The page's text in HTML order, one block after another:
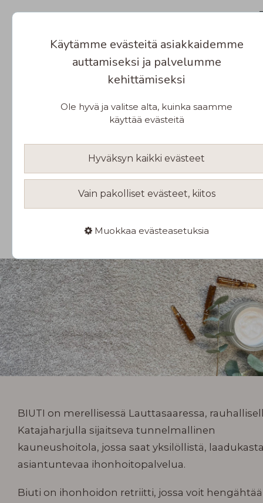
BIUTI on merellisessä Lauttasaaressa,
Katajaharjulla sijaitseva tunnelmallinen
kauneushoitola, jossa saat yksilöllistä,
asiantuntevaa ihonhoitopalvelua.
Biuti on ihonhoidon retriitti, jossa voit
Käytämme evästeitä asiakkaidemme
auttamiseksi ja palvelumme
kehittämiseksi
Ole hyvä ja valitse alta, kuinka saamme
käyttää evästeitä
Hyväksyn kaikki evästeet
Vain pakolliset evästeet, kiitos
Muokkaa evästeasetuksia